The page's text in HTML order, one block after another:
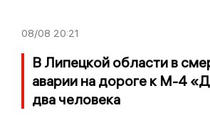
08/08 20:21
В Липецкой области в
аварии на дороге к М-4
два человека